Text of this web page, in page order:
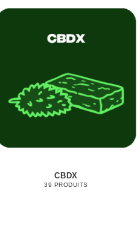
CBDX
39 PRODUITS